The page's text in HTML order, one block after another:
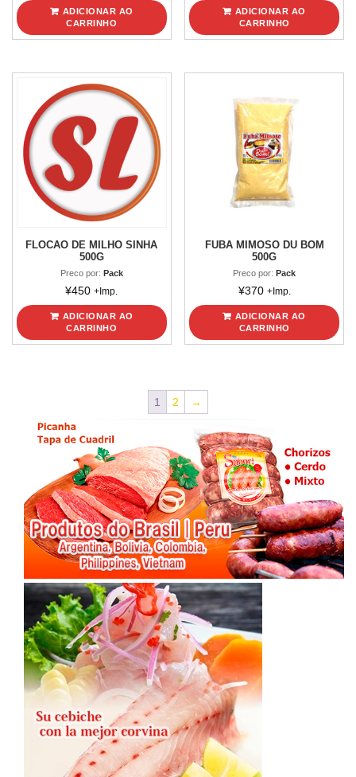
ADICIONAR AO
CARRINHO
ADICIONAR AO
CARRINHO
FLOCAO DE MILHO SINHA
500G
Preco por: Pack
¥450 +Imp.
ADICIONAR AO
CARRINHO
FUBA MIMOSO DU BOM
500G
Preco por:Pack
¥370 +Imp.
ADICIONAR AO
CARRINHO
1 2 →